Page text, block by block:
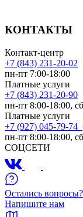
КОНТАКТЫ
Контакт-центр
+7 (843) 231-20-02
пн-пт 7:00-18:00
Платные услуги
+7 (843) 231-20-90
пн-пт 8:00-18:00,
Платные услуги
+7 (927) 045-79-
пн-пт 8:00-18:00,
СОЦСЕТИ
Остались вопросы?
Напишите нам